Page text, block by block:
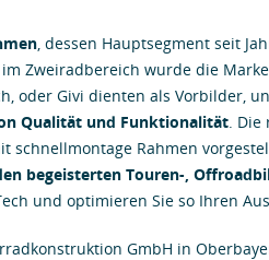
, dessen Hauptsegment seit
Zweiradbereich wurde die
oder Givi dienten als Vorbilder,
Qualität und Funktionalität. Die
schnellmontage Rahmen
begeisterten Touren-,
und optimieren Sie so Ihren
GmbH in